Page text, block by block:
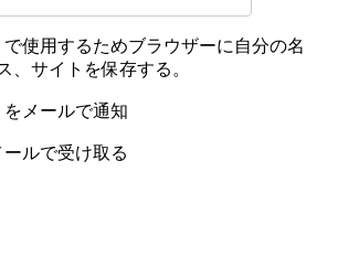
使用するためブラウザーに自分の名
、サイトを保存する。
メールで通知
ルで受け取る